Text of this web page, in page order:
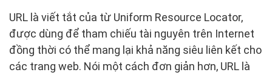
URL là viết tắt của từ Uniform Resource Locator,
được dùng để tham chiếu tài nguyên trên Internet
đồng thời có thể mang lại khả năng siêu liên kết cho
các trang web. Nói một cách đơn giản hơn, URL là